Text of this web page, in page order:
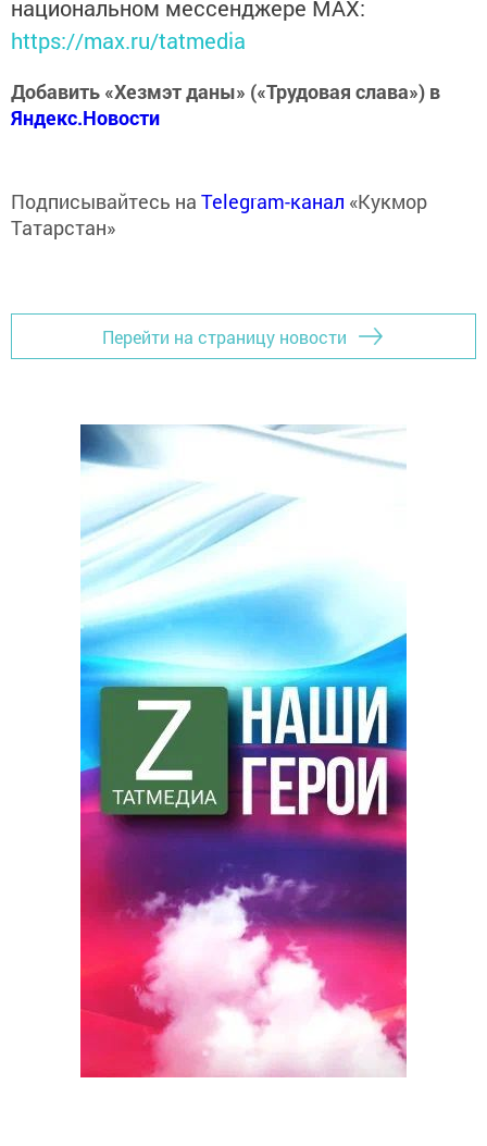
национальном мессенджере MАХ:
https://max.ru/tatmedia
Добавить «Хезмэт даны» («Трудовая слава») в
Яндекс.Новости
Подписывайтесь на Telegram-канал «Кукмор
Татарстан»
Перейти на страницу новости